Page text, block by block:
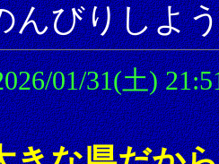
んびりしよ
01/31(土)